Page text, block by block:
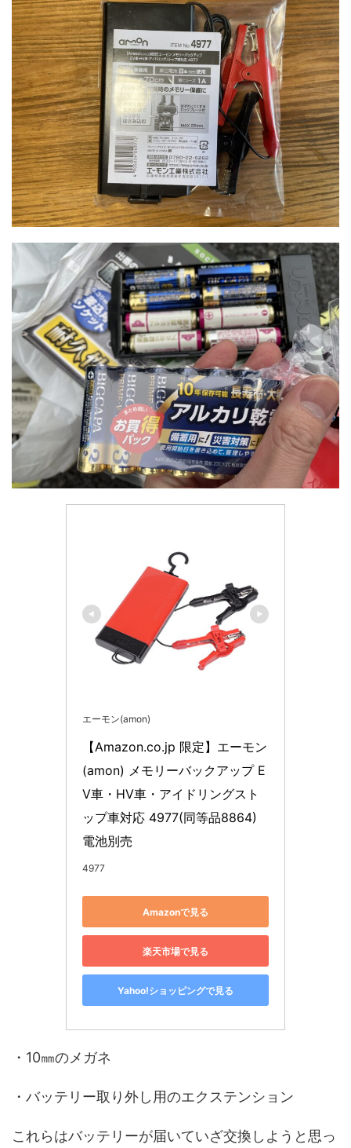
エーモン(amon)
【Amazon.co.jp 限定】エーモン
(amon) メモリーバックアップ E
V車・HV車・アイドリングスト
ップ車対応 4977(同等品8864)
電池別売
4977
Amazonで見る
楽天市場で見る
Yahoo!ショッピングで見る
・10㎜のメガネ
・バッテリー取り外し用のエクステンション
これらはバッテリーが届いていざ交換しようと思っ